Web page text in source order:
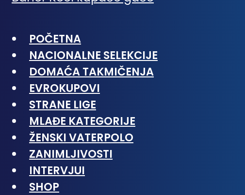
POČETNA
NACIONALNE SELEKCIJE
DOMAĆA TAKMIČENJA
EVROKUPOVI
STRANE LIGE
MLAĐE KATEGORIJE
ŽENSKI VATERPOLO
ZANIMLJIVOSTI
INTERVJUI
SHOP